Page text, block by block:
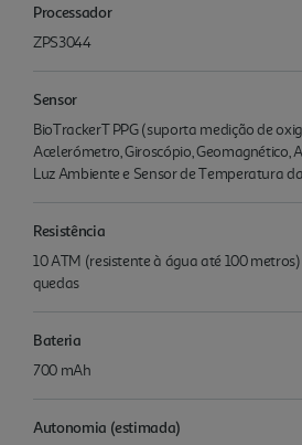
Processador
ZPS3044
Sensor
BioTrackerT PPG (suporta medição de
Acelerómetro, Giroscópio, Geomagnético,
Luz Ambiente e Sensor de Temperatura
Resistência
10 ATM (resistente à água até 100 metros)
quedas
Bateria
700 mAh
Autonomia (estimada)